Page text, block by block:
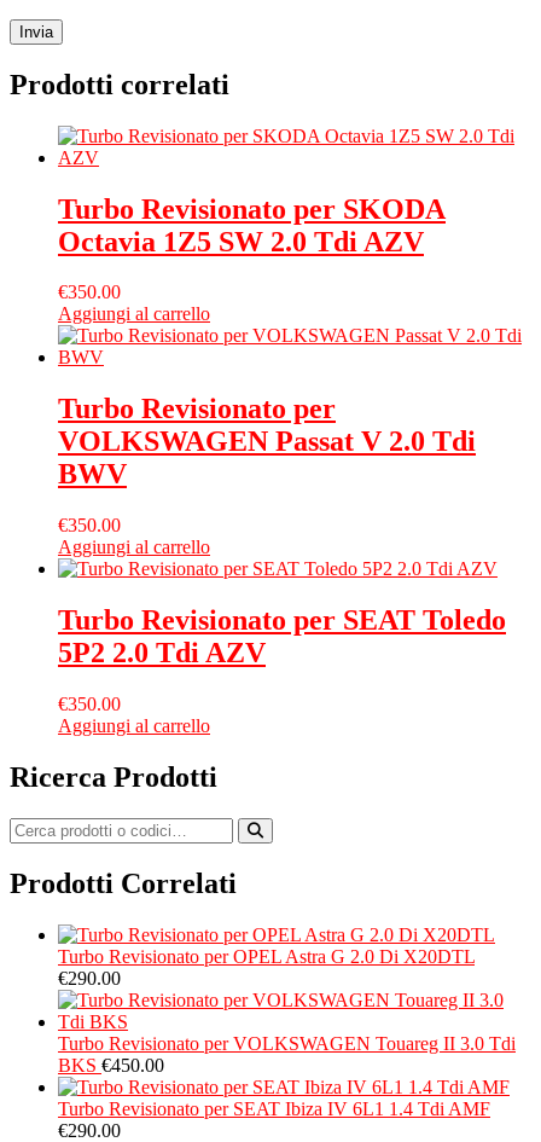
Prodotti correlati
Turbo Revisionato per SKODA
Octavia 1Z5 SW 2.0 Tdi AZV
€350.00
Aggiungi al carrello
Turbo Revisionato per
VOLKSWAGEN Passat V 2.0 Tdi
BWV
€350.00
Aggiungi al carrello
Turbo Revisionato per SEAT Toledo
5P2 2.0 Tdi AZV
€350.00
Aggiungi al carrello
Ricerca Prodotti
Prodotti Correlati
Turbo Revisionato per OPEL Astra G 2.0 Di X20DTL
€290.00
Turbo Revisionato per VOLKSWAGEN Touareg II 3.0 Tdi
BKS €450.00
Turbo Revisionato per SEAT Ibiza IV 6L1 1.4 Tdi AMF
€290.00